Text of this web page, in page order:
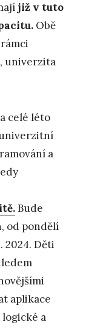
již v tuto
Obě
univerzita
celé léto
a
Bude
od pondělí
2024. Děti
aplikace
a